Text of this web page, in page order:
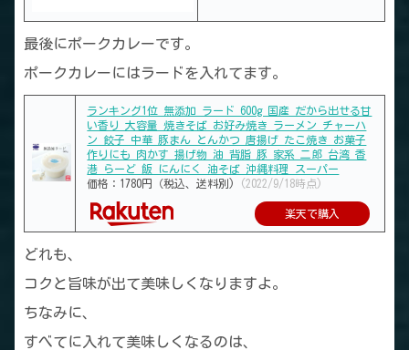
最後にポークカレーです。
ポークカレーにはラードを入れてます。
ランキング1位 無添加 ラード 600g 国産 だから出せる甘
い香り 大容量 焼きそば お好み焼き ラーメン チャーハ
ン 餃子 中華 豚まん とんかつ 唐揚げ たこ焼き お菓子
作りにも 肉かす 揚げ物 油 背脂 豚 家系 二郎 台湾 香
港 らーど 飯 にんにく 油そば 沖縄料理 スーパー
価格：1780円（税込、送料別)
(2022/9/18時点)
楽天で購入
どれも、
コクと旨味が出て美味しくなりますよ。
ちなみに、
すべてに入れて美味しくなるのは、